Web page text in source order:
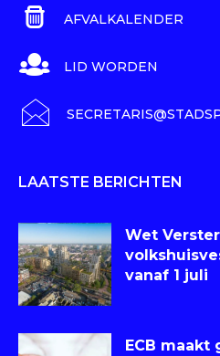
AFVALKALENDER
LID WORDEN
LAATSTE BERICHTEN
Wet
vanaf 1 juli
ECB